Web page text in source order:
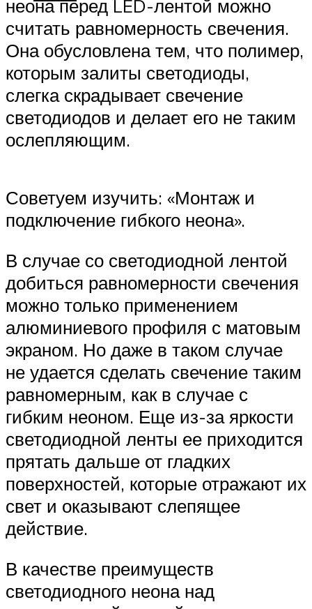
неона перед LED-лентой можно
считать равномерность свечения.
Она обусловлена тем, что полимер,
которым залиты светодиоды,
слегка скрадывает свечение
светодиодов и делает его не таким
ослепляющим.
Советуем изучить: «Монтаж и
подключение гибкого неона».
В случае со светодиодной лентой
добиться равномерности свечения
можно только применением
алюминиевого профиля с матовым
экраном. Но даже в таком случае
не удается сделать свечение таким
равномерным, как в случае с
гибким неоном. Еще из-за яркости
светодиодной ленты ее приходится
прятать дальше от гладких
поверхностей, которые отражают их
свет и оказывают слепящее
действие.
В качестве преимуществ
светодиодного неона над